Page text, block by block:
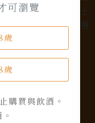
可瀏覽
歲
歲
購買與飲酒。
熱愛品味經典的威士
我們都有廣泛的選